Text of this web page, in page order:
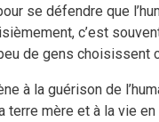
se défendre que
c’est
de gens choisissent
à la guérison de
terre mère et à la vie